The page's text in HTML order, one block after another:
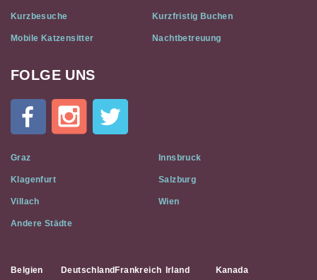
Kurzbesuche Kurzfristig Buchen
Mobile Katzensitter Nachtbetreuung
Cat
Flat
Social
Media
FOLGE UNS
Graz Innsbruck
Klagenfurt Salzburg
Villach Wien
Andere Städte
Belgien Deutschland Frankreich Irland Kanada